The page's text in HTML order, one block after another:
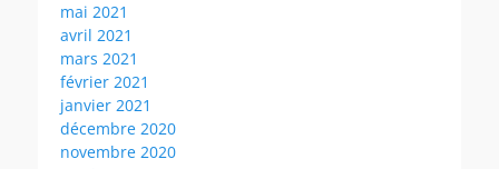
mai 2021
avril 2021
mars 2021
février 2021
janvier 2021
décembre 2020
novembre 2020